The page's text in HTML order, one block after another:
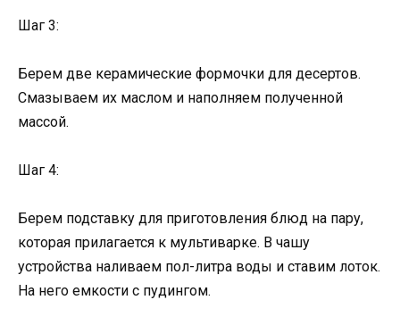
Шаг 3:
Берем две керамические формочки для десертов.
Смазываем их маслом и наполняем полученной
массой.
Шаг 4:
Берем подставку для приготовления блюд на пару,
которая прилагается к мультиварке. В чашу
устройства наливаем пол-литра воды и ставим лоток.
На него емкости с пудингом.